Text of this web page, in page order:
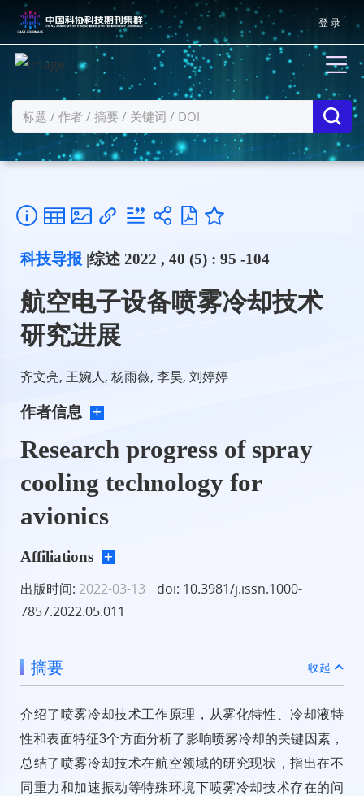
登 录
科技导报 |综述 2022 , 40 (5) : 95 -104
航空电子设备喷雾冷却技术
研究进展
齐文亮, 王婉人, 杨雨薇, 李昊, 刘婷婷
作者信息
Research progress of spray
cooling technology for
avionics
Affiliations
出版时间: 2022-03-13
doi: 10.3981/j.issn.1000-
7857.2022.05.011
摘要 收起
介绍了喷雾冷却技术工作原理，从雾化特性、冷却液特
性和表面特征3个方面分析了影响喷雾冷却的关键因素，
总结了喷雾冷却技术在航空领域的研究现状，指出在不
同重力和加速振动等特殊环境下喷雾冷却技术存在的问